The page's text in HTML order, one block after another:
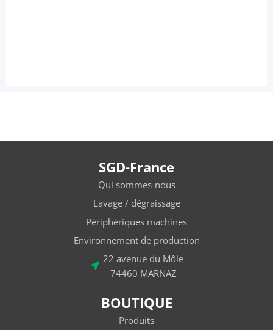
SGD-France
Qui sommes-nous
Lavage / dégraissage
Périphériques machines
Environnement de production
22 avenue du Môle
74460 MARNAZ
BOUTIQUE
Produits